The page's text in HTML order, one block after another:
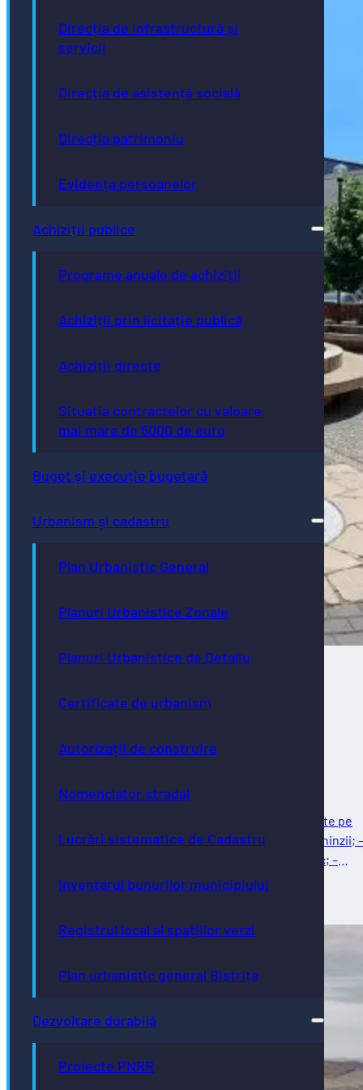
Direcția de infrastructură și
servicii
Direcția de asistență socială
Direcția patrimoniu
Evidența persoanelor
Achiziții publice
Programe anuale de achiziții
Achiziții prin licitație publică
Achiziții directe
Situația contractelor cu valoare
mai mare de 5000 de euro
Buget și execuție bugetară
Urbanism și cadastru
Plan Urbanistic General
Planuri Urbanistice Zonale
Planuri Urbanistice de Detaliu
Certificate de urbanism
Autorizații de construire
Nomenclator stradal
Lucrări sistematice de Cadastru
Inventarul bunurilor municipiului
Registrul local al spațiilor verzi
Plan urbanistic general Bistrița
Dezvoltare durabilă
Proiecte PNRR
Direcţia de Infrastructură și Servicii –
02.08.2026 – 07.08.2026
Întreținere străzi Reparații curente: – reparații curente pe
strada Ghinzii; – amenajare parcare la sol pe strada Ghinzii; –
îndreptat și remontat stâlpi din fontă, beton și plastic; –
reparații…
03/08/2026